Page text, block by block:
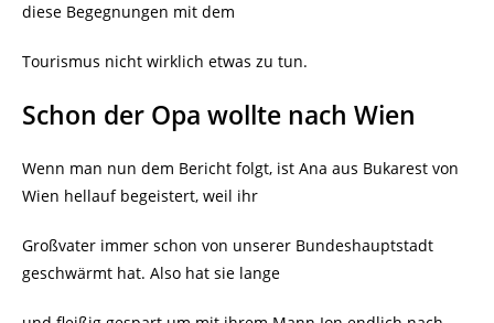
diese Begegnungen mit dem
Tourismus nicht wirklich etwas zu tun.
Schon der Opa wollte nach Wien
Wenn man nun dem Bericht folgt, ist Ana aus Bukarest von
Wien hellauf begeistert, weil ihr
Großvater immer schon von unserer Bundeshauptstadt
geschwärmt hat. Also hat sie lange